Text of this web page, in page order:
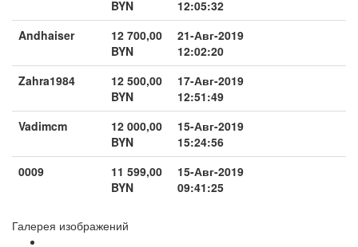
BYN
12:05:32
Andhaiser
12 700,00
BYN
21-Авг-2019
12:02:20
Zahra1984
12 500,00
BYN
17-Авг-2019
12:51:49
Vadimcm
12 000,00
BYN
15-Авг-2019
15:24:56
0009
11 599,00
BYN
15-Авг-2019
09:41:25
Галерея изображений